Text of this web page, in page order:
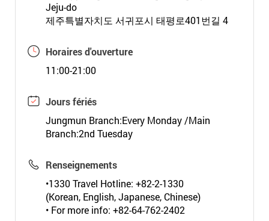
Jeju-do
제주특별자치도 서귀포시 태평로401번길 4
Horaires d'ouverture
11:00-21:00
Jours fériés
Jungmun Branch:Every Monday /Main
Branch:2nd Tuesday
Renseignements
•1330 Travel Hotline: +82-2-1330
(Korean, English, Japanese, Chinese)
• For more info: +82-64-762-2402